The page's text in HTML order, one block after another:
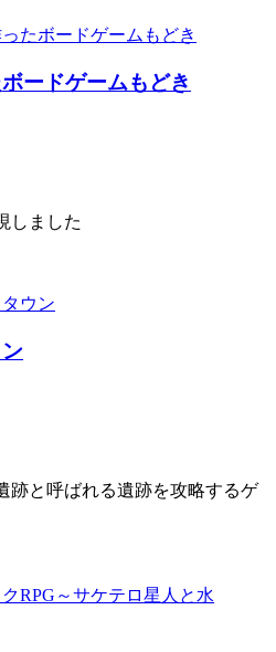
ードゲームもどき
しました
跡と呼ばれる遺跡を攻略するゲ